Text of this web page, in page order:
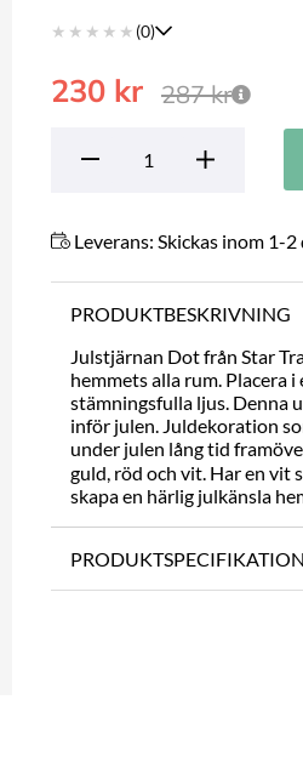
★ ★ ★ ★ ★ (0)
287kr
230 kr
Leverans: Skickas inom 1-2
PRODUKTBESKRIVNING
Julstjärnan Dot från Star
hemmets alla rum. Placera
stämningsfulla ljus. Denna
inför julen. Juldekoration
under julen lång tid
guld, röd och vit. Har en vit
skapa en härlig julkänsla
PRODUKTSPECIFIKATION